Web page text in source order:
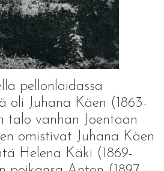
pellonlaidassa
oli Juhana Käen (1863-
talo vanhan Joentaan
omistivat Juhana Käen
Helena Käki (1869-